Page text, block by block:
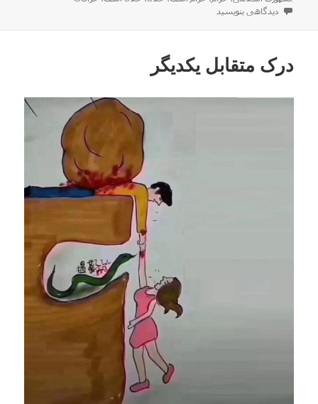
در
برای چه چیزایی قبلا حرام بود !!
دیدگاهی بنویسید
درک متقابل یکدیگر